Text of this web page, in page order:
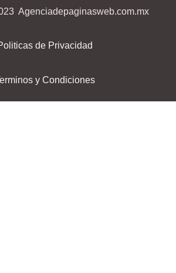
Agenciadepaginasweb.com.mx
de Privacidad
y Condiciones